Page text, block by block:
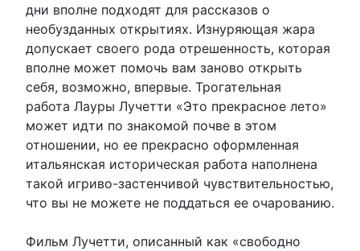
дни вполне подходят для рассказов о
необузданных открытиях. Изнуряющая жара
допускает своего рода отрешенность, которая
вполне может помочь вам заново открыть
себя, возможно, впервые. Трогательная
работа Лауры Лучетти «Это прекрасное лето»
может идти по знакомой почве в этом
отношении, но ее прекрасно оформленная
итальянская историческая работа наполнена
такой игриво-застенчивой чувствительностью,
что вы не можете не поддаться ее очарованию.
Фильм Лучетти, описанный как «свободно